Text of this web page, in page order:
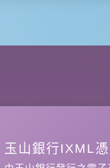
玉山銀行IXML